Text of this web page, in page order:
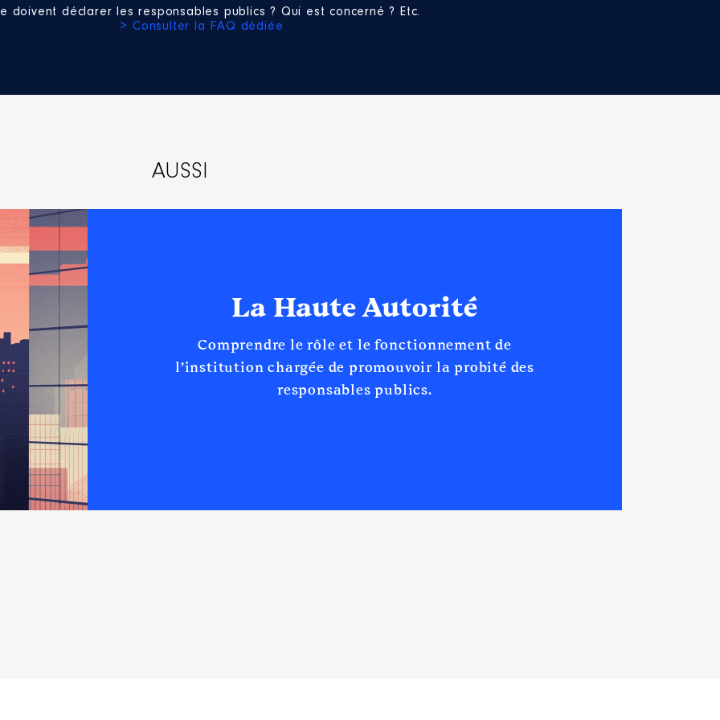
doivent déclarer les responsables publics ? Qui est concerné ? Etc.
> Consulter la FAQ dédiée
AUSSI
La Haute Autorité
Comprendre le rôle et le fonctionnement de
l’institution chargée de promouvoir la probité des
responsables publics.